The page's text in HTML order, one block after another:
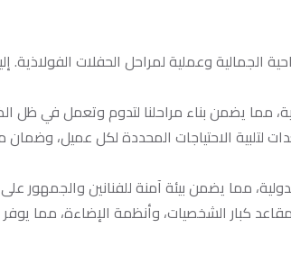
الجمالية وعملية لمراحل الحفلات الفولاذية.
مما يضمن بناء مراحلنا لتدوم وتعمل في ظل
لتلبية الاحتياجات المحددة لكل عميل، وضمان
مما يضمن بيئة آمنة للفنانين والجمهور
كبار الشخصيات، وأنظمة الإضاءة، مما